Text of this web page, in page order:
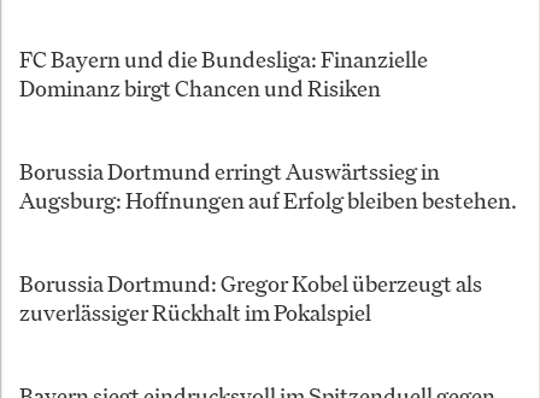
FC Bayern und die Bundesliga: Finanzielle
Dominanz birgt Chancen und Risiken
Borussia Dortmund erringt Auswärtssieg in
Augsburg: Hoffnungen auf Erfolg bleiben bestehen.
Borussia Dortmund: Gregor Kobel überzeugt als
zuverlässiger Rückhalt im Pokalspiel